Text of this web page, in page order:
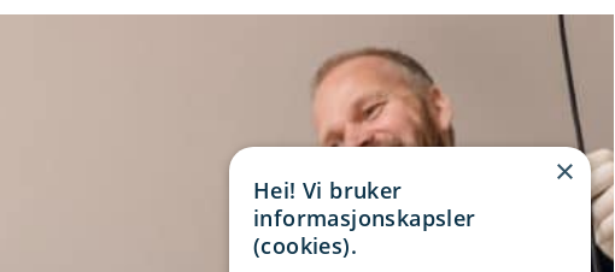
×
Hei! Vi bruker
informasjonskapsler
(cookies).